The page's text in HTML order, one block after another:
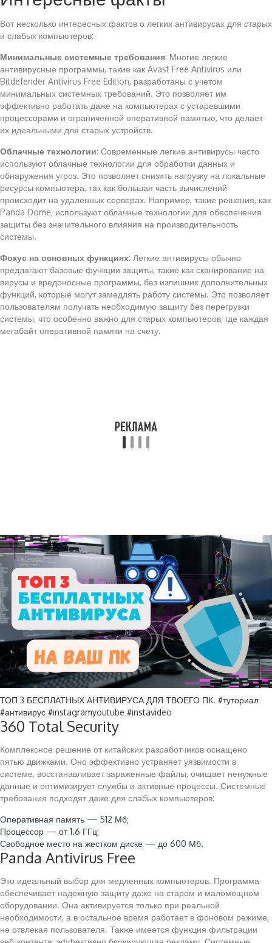
Вот несколько интересных фактов о легких антивирусах для старых
и слабых компьютеров:
Минимальные системные требования: Многие легкие
антивирусные программы, такие как Avast Free Antivirus или
Bitdefender Antivirus Free Edition, разработаны с учетом
минимальных системных требований. Это позволяет им
эффективно работать даже на компьютерах с устаревшими
процессорами и ограниченной оперативной памятью, что делает
их идеальными для старых устройств.
Облачные технологии: Современные легкие антивирусы часто
используют облачные технологии для обработки данных и
обнаружения угроз. Это позволяет снизить нагрузку на локальные
ресурсы компьютера, так как большая часть вычислений
происходит на удаленных серверах. Например, такие решения, как
Panda Dome, используют облачные технологии для обеспечения
защиты без значительного влияния на производительность
системы.
Фокус на основных функциях: Легкие антивирусы обычно
предлагают базовые функции защиты, такие как сканирование на
вирусы и вредоносные программы, без излишних дополнительных
функций, которые могут замедлять работу системы. Это позволяет
пользователям получать необходимую защиту без перегрузки
системы, что особенно важно для старых компьютеров, где каждая
мегабайт оперативной памяти на счету.
ТОП 3 БЕСПЛАТНЫХ АНТИВИРУСА ДЛЯ ТВОЕГО ПК. #туториал
#антивирус #instagramyoutube #instavideo
360 Total Security
Комплексное решение от китайских разработчиков оснащено
пятью движками. Оно эффективно устраняет уязвимости в
системе, восстанавливает зараженные файлы, очищает ненужные
данные и оптимизирует службы и активные процессы. Системные
требования подходят даже для слабых компьютеров:
Оперативная память — 512 Мб;
Процессор — от 1.6 ГГц;
Свободное место на жестком диске — до 600 Мб.
Panda Antivirus Free
Это идеальный выбор для медленных компьютеров. Программа
обеспечивает надежную защиту даже на старом и маломощном
оборудовании. Она активируется только при реальной
необходимости, а в остальное время работает в фоновом режиме,
не отвлекая пользователя. Также имеется функция фильтрации